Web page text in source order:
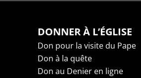
DONNER À L’ÉGLISE
Don pour la visite du Pape
Don à la quête
Don au Denier en ligne